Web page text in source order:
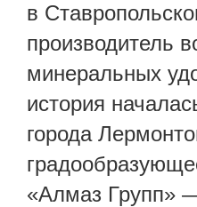
в
производитель
минеральных
история
города
«Алмаз Групп»